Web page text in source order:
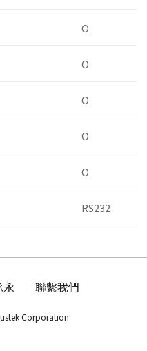
O
O
O
O
O
RS232
永 聯繫我們
Corporation